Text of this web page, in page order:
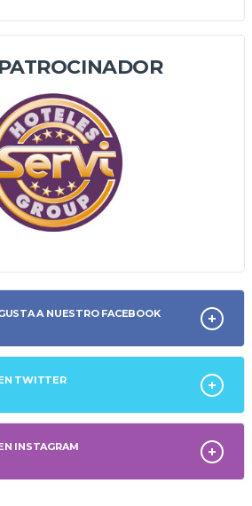
A NUESTRO FACEBOOK
TWITTER
INSTAGRAM